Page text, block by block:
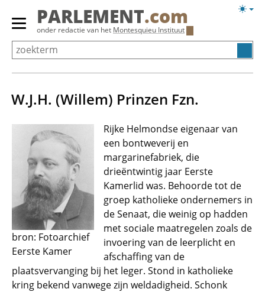
Overslaan
Primair
menu
tonen/verbergen
PARLEMENT.com
onder redactie van het Montesquieu Instituut
W.J.H. (Willem) Prinzen Fzn.
bron: Fotoarchief
Eerste Kamer
Rijke Helmondse eigenaar van
een bontweverij en
margarinefabriek, die
drieëntwintig jaar Eerste
Kamerlid was. Behoorde tot de
groep katholieke ondernemers in
de Senaat, die weinig op hadden
met sociale maatregelen zoals de
invoering van de leerplicht en
afschaffing van de
plaatsvervanging bij het leger. Stond in katholieke
kring bekend vanwege zijn weldadigheid. Schonk